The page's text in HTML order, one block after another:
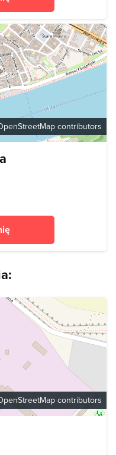
contributors
contributors